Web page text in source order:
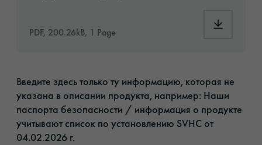
PDF, 200.26kB, 1 Page
Введите здесь только ту информацию, которая не
указана в описании продукта, например: Наши
паспорта безопасности / информация о продукте
учитывают список по установлению SVHC от
04.02.2026 г.​